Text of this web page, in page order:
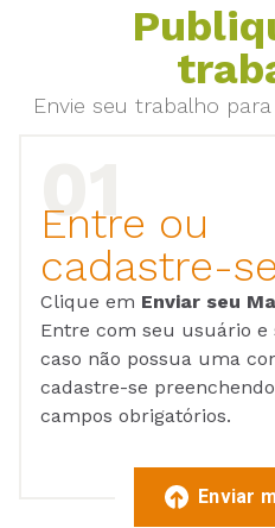
Envie seu trabalho
Entre ou
cadastre-se
Clique em Enviar seu
Entre com seu usuário e
caso não possua uma
cadastre-se
campos obrigatórios.
Enviar